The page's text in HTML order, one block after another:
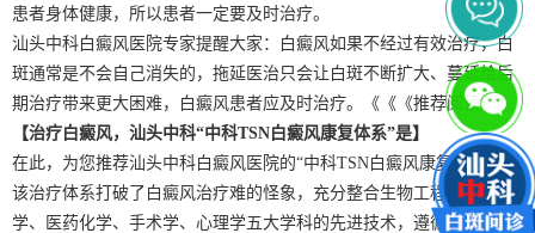
患者身体健康，所以患者一定要及时治疗。
汕头中科白癜风医院专家提醒大家：白癜风如果不经过有效治疗，白
斑通常是不会自己消失的，拖延医治只会让白斑不断扩大、蔓延给后
期治疗带来更大困难，白癜风患者应及时治疗。《《《推荐阅读
【治疗白癜风，汕头中科“中科TSN白癜风康复体系”是】
在此，为您推荐汕头中科白癜风医院的“中科TSN白癜风康复体系”，
该治疗体系打破了白癜风治疗难的怪象，充分整合生物工程学、物理
学、医药化学、手术学、心理学五大学科的先进技术，遵循“辨证施